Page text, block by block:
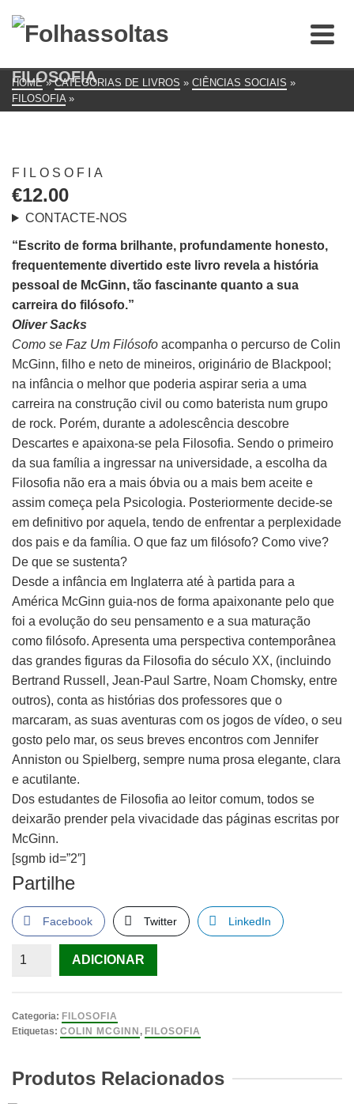
FILOSOFIA
HOME » CATEGORIAS DE LIVROS » CIÊNCIAS SOCIAIS »
FILOSOFIA »
FILOSOFIA
€12.00
CONTACTE-NOS
“Escrito de forma brilhante, profundamente honesto,
frequentemente divertido este livro revela a história
pessoal de McGinn, tão fascinante quanto a sua
carreira do filósofo.”
Oliver Sacks
Como se Faz Um Filósofo acompanha o percurso de Colin
McGinn, filho e neto de mineiros, originário de Blackpool;
na infância o melhor que poderia aspirar seria a uma
carreira na construção civil ou como baterista num grupo
de rock. Porém, durante a adolescência descobre
Descartes e apaixona-se pela Filosofia. Sendo o primeiro
da sua família a ingressar na universidade, a escolha da
Filosofia não era a mais óbvia ou a mais bem aceite e
assim começa pela Psicologia. Posteriormente decide-se
em definitivo por aquela, tendo de enfrentar a perplexidade
dos pais e da família. O que faz um filósofo? Como vive?
De que se sustenta?
Desde a infância em Inglaterra até à partida para a
América McGinn guia-nos de forma apaixonante pelo que
foi a evolução do seu pensamento e a sua maturação
como filósofo. Apresenta uma perspectiva contemporânea
das grandes figuras da Filosofia do século XX, (incluindo
Bertrand Russell, Jean-Paul Sartre, Noam Chomsky, entre
outros), conta as histórias dos professores que o
marcaram, as suas aventuras com os jogos de vídeo, o seu
gosto pelo mar, os seus breves encontros com Jennifer
Anniston ou Spielberg, sempre numa prosa elegante, clara
e acutilante.
Dos estudantes de Filosofia ao leitor comum, todos se
deixarão prender pela vivacidade das páginas escritas por
McGinn.
[sgmb id=”2″]
Partilhe
Facebook Twitter LinkedIn
QuantidadeADICIONAR
Categoria: FILOSOFIA
Etiquetas: COLIN MCGINN , FILOSOFIA
Produtos Relacionados